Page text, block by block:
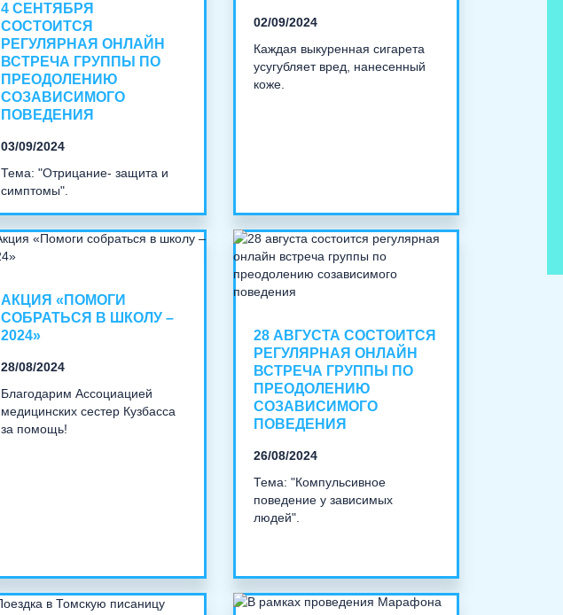
4 СЕНТЯБРЯ
СОСТОИТСЯ
РЕГУЛЯРНАЯ ОНЛАЙН
ВСТРЕЧА ГРУППЫ ПО
ПРЕОДОЛЕНИЮ
СОЗАВИСИМОГО
ПОВЕДЕНИЯ
03/09/2024
Тема: "Отрицание- защита и
симптомы".
02/09/2024
Каждая выкуренная сигарета
усугубляет вред, нанесенный
коже.
АКЦИЯ «ПОМОГИ
СОБРАТЬСЯ В ШКОЛУ –
2024»
28/08/2024
Благодарим Ассоциацией
медицинских сестер Кузбасса
за помощь!
28 АВГУСТА СОСТОИТСЯ
РЕГУЛЯРНАЯ ОНЛАЙН
ВСТРЕЧА ГРУППЫ ПО
ПРЕОДОЛЕНИЮ
СОЗАВИСИМОГО
ПОВЕДЕНИЯ
26/08/2024
Тема: "Компульсивное
поведение у зависимых
людей".